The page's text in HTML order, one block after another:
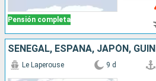
Pensión completa
SENEGAL, ESPAÑA, JAPÓN,
Le Laperouse 9 d